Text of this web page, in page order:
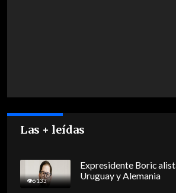
Las + leídas
6133
Expresidente Boric
Uruguay y Alemania